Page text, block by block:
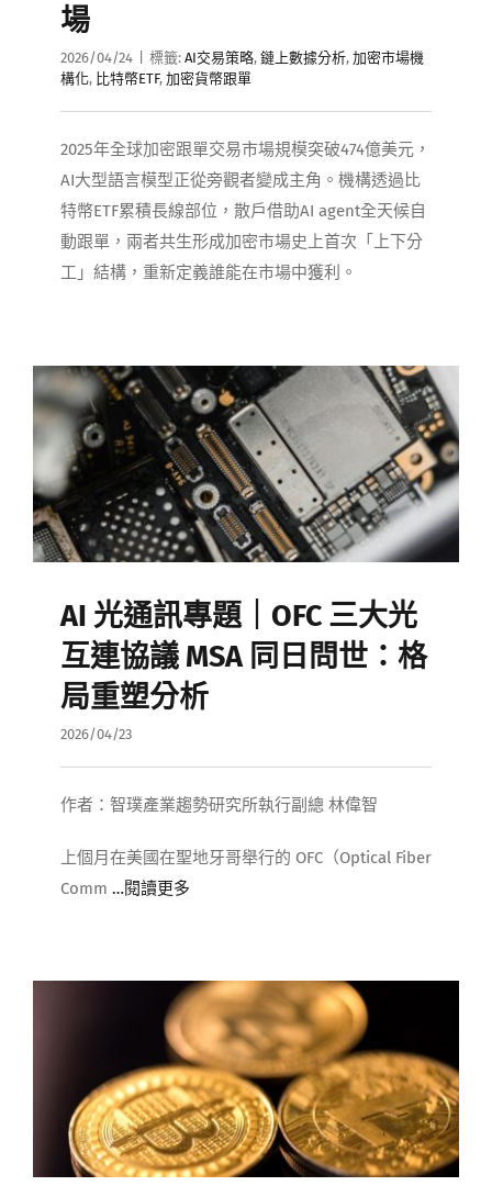
場
2026/04/24 標籤: AI交易策略, 鏈上數據分析, 加密市場機
構化, 比特幣ETF, 加密貨幣跟單
2025年全球加密跟單交易市場規模突破474億美元，
AI大型語言模型正從旁觀者變成主角。機構透過比
特幣ETF累積長線部位，散戶借助AI agent全天候自
動跟單，兩者共生形成加密市場史上首次「上下分
工」結構，重新定義誰能在市場中獲利。
AI 光通訊專題｜OFC 三大光
互連協議 MSA 同日問世：格
局重塑分析
2026/04/23
作者：智璞產業趨勢研究所執行副總 林偉智
上個月在美國在聖地牙哥舉行的 OFC（Optical Fiber
Comm …閱讀更多